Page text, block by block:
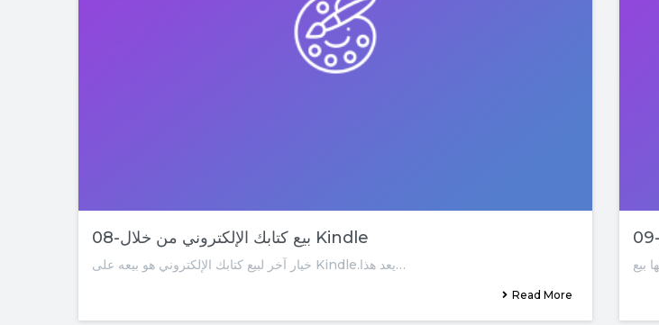
08-بيع كتابك الإلكتروني من خلال Kindle
خيار آخر لبيع كتابك الإلكتروني هو بيعه على Kindle.يعد هذا…
Read More